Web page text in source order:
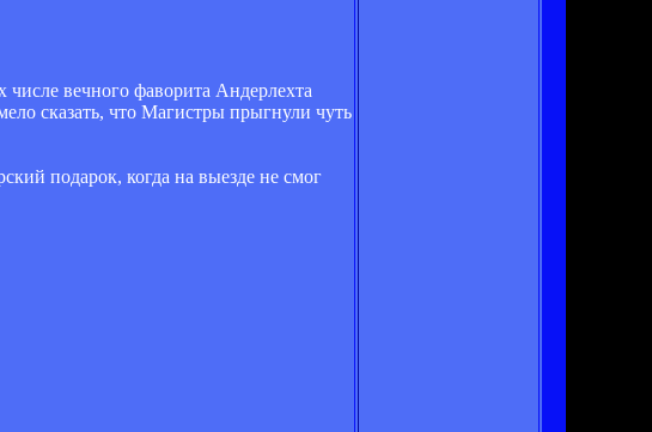
числе вечного фаворита Андерлехта
сказать, что Магистры прыгнули чуть
подарок, когда на выезде не смог